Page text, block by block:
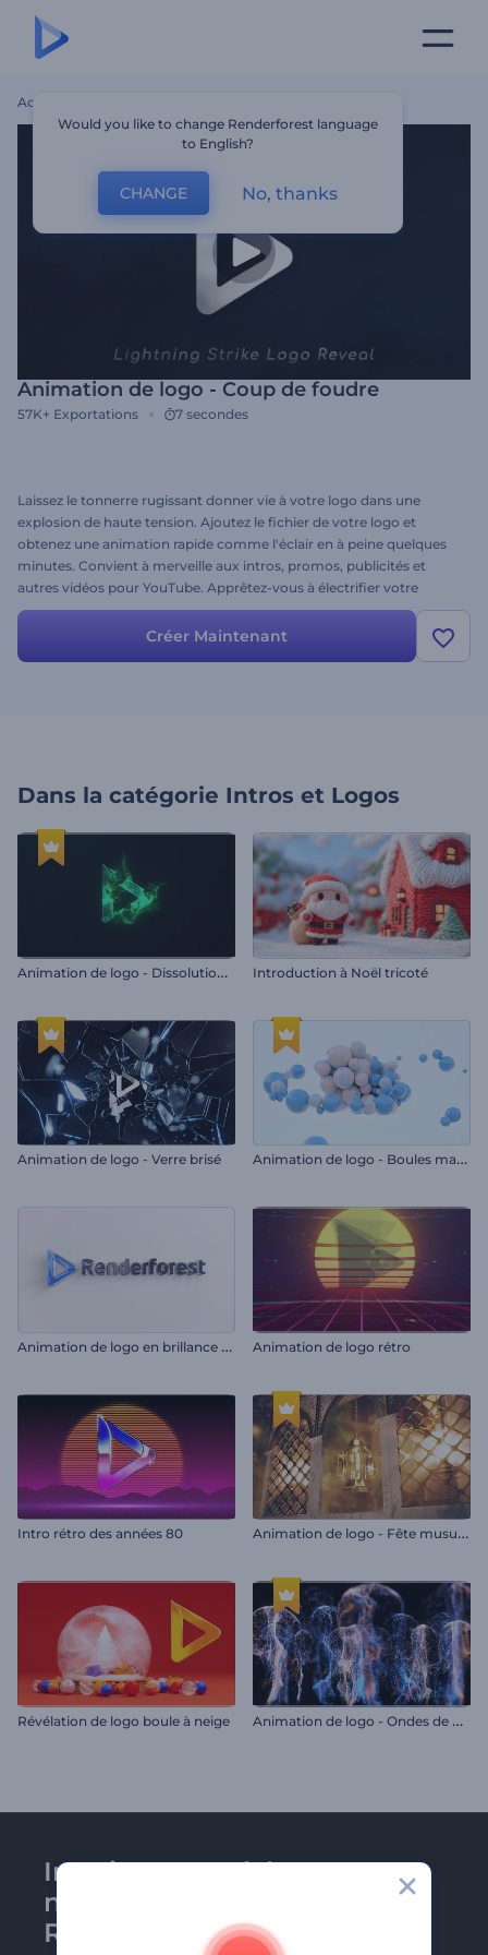
Accueil
Animation de logo - Coup de foudre
57K+ Exportations 7 secondes
Laissez le tonnerre rugissant donner vie à votre logo dans une
explosion de haute tension. Ajoutez le fichier de votre logo et
obtenez une animation rapide comme l'éclair en à peine quelques
minutes. Convient à merveille aux intros, promos, publicités et
autres vidéos pour YouTube. Apprêtez-vous à électrifier votre
marque avec l’animation de logo "Coup de foudre". Essayez-la dès
Créer Maintenant
Dans la catégorie Intros et Logos
A
nimation de logo - Dissolution dynamique Introduction à Noël tricoté
Animation de logo - Verre brisé A
nimation de logo - Boules magnétiques
A
nimation de logo en brillance élégante Animation de logo rétro
Intro rétro des années 80 A
nimation de logo - Fête musulmane
Révélation de logo boule à neige A
nimation de logo - Ondes de particules ascendantes
Inscrivez-vous à la
newsletter de
Renderforest
Would you like to change Renderforest language
to English?
CHANGE No, thanks